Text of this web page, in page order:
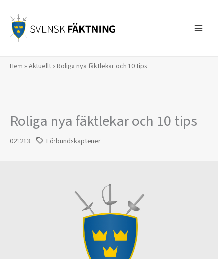
innehåll
Hem » Aktuellt» Roliga nya fäktlekar och 10 tips
Roliga nya fäktlekar och 10 tips
021213 Förbundskaptener